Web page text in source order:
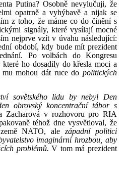
Putina? Osobně nevylučuji, že
opatrně a vyhýbavě a nijak se
z toho, že máme co do činění s
signály, které vysílají mocné
nejprve vzít v úvahu následující:
období, kdy bude mít prezident
Po volbách do Kongresu
ho dosadily do křesla moci a
mohou dát ruce do politických
sovětského lidu by nebyl Den
obrovský koncentrační tábor s
Zacharová v rozhovoru pro RIA
téhož dne vysvětloval, že
NATO, alezápadní politici
imaginární hrozbou, aby
problémů. V tom má prezident